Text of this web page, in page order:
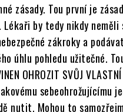
zásady. Tou první je
Lékaři by tedy nikdy neměli
zákroky a
úhlu pohledu užitečné.
OHROZIT SVŮJ
takovému sebeohrožujícímu
nutit. Mohou to